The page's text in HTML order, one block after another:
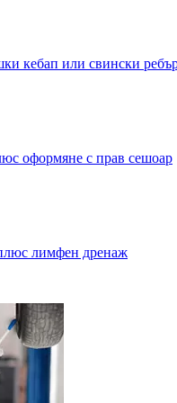
кебап или свински
оформяне с прав сешоар
лимфен дренаж